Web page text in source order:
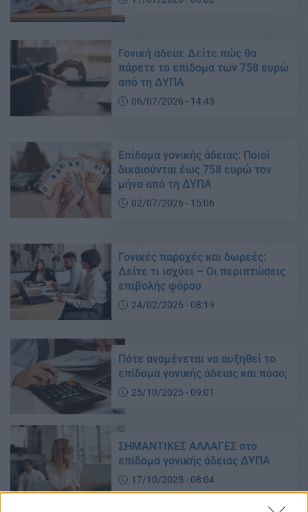
Γονική άδεια: Δείτε πώς θα
πάρετε το επίδομα των 758 ευρώ
από τη ΔΥΠΑ
06/07/2026 - 14:43
Επίδομα γονικής άδειας: Ποιοί
δικαιούνται έως 758 ευρώ τον
μήνα από τη ΔΥΠΑ
02/07/2026 - 15:06
Γονικές παροχές και δωρεές:
Δείτε τι ισχύει – Οι περιπτώσεις
επιβολής φόρου
24/02/2026 - 08:19
Πότε αναμένεται να αυξηθεί το
επίδομα γονικής άδειας και πόσο;
25/10/2025 - 09:01
ΣΗΜΑΝΤΙΚΕΣ ΑΛΛΑΓΕΣ στο
επίδομα γονικής άδειας ΔΥΠΑ
17/10/2025 - 08:04